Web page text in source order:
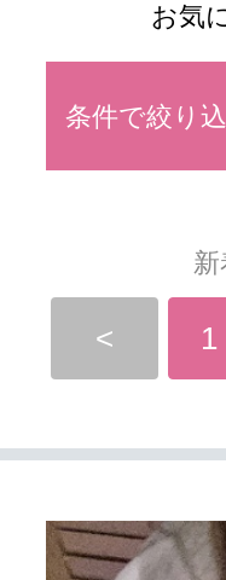
お気
条件で絞り
< 1